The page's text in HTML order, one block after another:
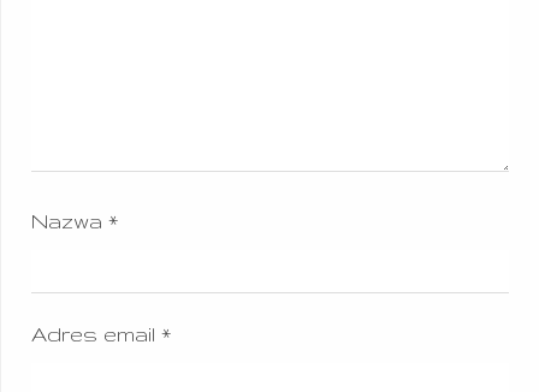
Nazwa *
Adres email *